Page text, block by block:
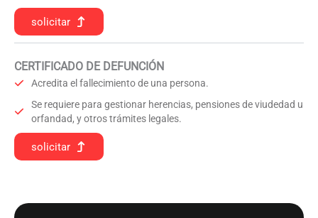
solicitar
CERTIFICADO DE DEFUNCIÓN
Acredita el fallecimiento de una persona.
Se requiere para gestionar herencias, pensiones de viudedad u
orfandad, y otros trámites legales.
solicitar